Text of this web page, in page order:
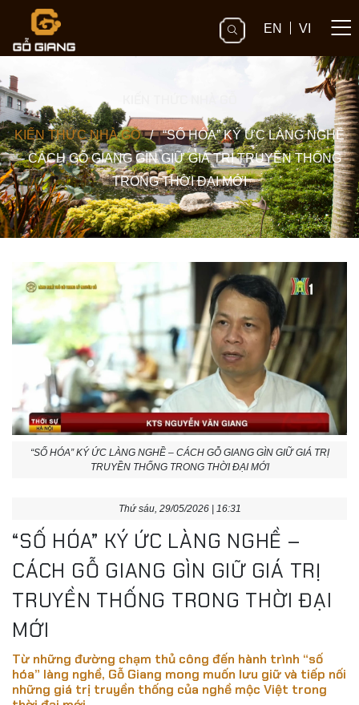
EN VI
KIẾN THỨC NHÀ GỖ /
“SỐ HÓA” KÝ ỨC LÀNG NGHỀ
– CÁCH GỖ GIANG GÌN GIỮ GIÁ TRỊ TRUYỀN THỐNG
TRONG THỜI ĐẠI MỚI
“SỐ HÓA” KÝ ỨC LÀNG NGHỀ – CÁCH GỖ GIANG GÌN GIỮ GIÁ TRỊ
TRUYỀN THỐNG TRONG THỜI ĐẠI MỚI
Thứ sáu, 29/05/2026 | 16:31
“SỐ HÓA” KÝ ỨC LÀNG NGHỀ –
CÁCH GỖ GIANG GÌN GIỮ GIÁ TRỊ
TRUYỀN THỐNG TRONG THỜI ĐẠI
MỚI
Từ những đường chạm thủ công đến hành trình “số
hóa” làng nghề, Gỗ Giang mong muốn lưu giữ và tiếp nối
những giá trị truyền thống của nghề mộc Việt trong